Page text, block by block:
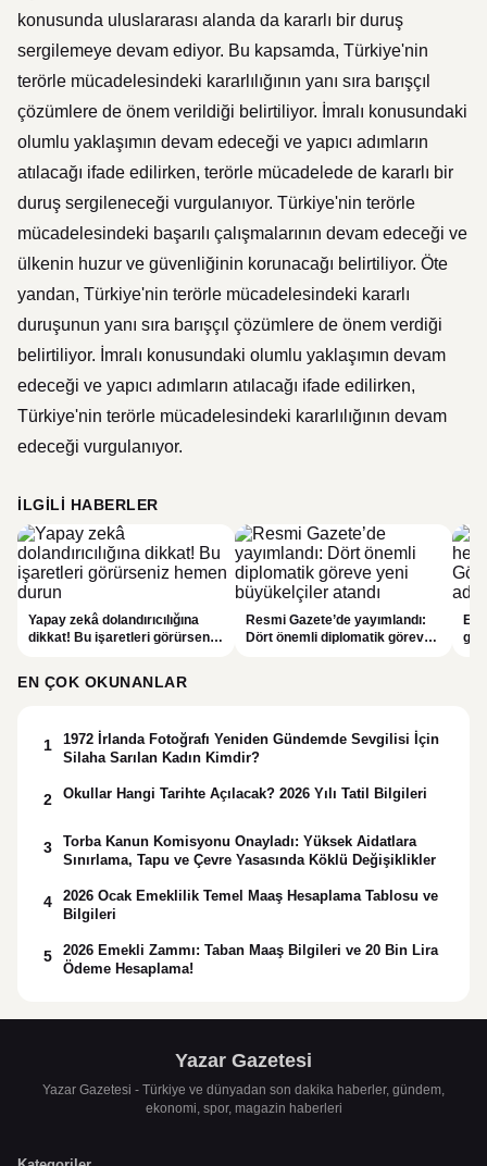
konusunda uluslararası alanda da kararlı bir duruş
sergilemeye devam ediyor. Bu kapsamda, Türkiye'nin
terörle mücadelesindeki kararlılığının yanı sıra barışçıl
çözümlere de önem verildiği belirtiliyor. İmralı konusundaki
olumlu yaklaşımın devam edeceği ve yapıcı adımların
atılacağı ifade edilirken, terörle mücadelede de kararlı bir
duruş sergileneceği vurgulanıyor. Türkiye'nin terörle
mücadelesindeki başarılı çalışmalarının devam edeceği ve
ülkenin huzur ve güvenliğinin korunacağı belirtiliyor. Öte
yandan, Türkiye'nin terörle mücadelesindeki kararlı
duruşunun yanı sıra barışçıl çözümlere de önem verdiği
belirtiliyor. İmralı konusundaki olumlu yaklaşımın devam
edeceği ve yapıcı adımların atılacağı ifade edilirken,
Türkiye'nin terörle mücadelesindeki kararlılığının devam
edeceği vurgulanıyor.
İLGILI HABERLER
Yapay zekâ dolandırıcılığına
dikkat! Bu işaretleri görürseniz
Resmi Gazete’de yayımlandı:
Dört önemli diplomatik göreve
EN ÇOK OKUNANLAR
1
1972 İrlanda Fotoğrafı Yeniden Gündemde Sevgilisi İçin
Silaha Sarılan Kadın Kimdir?
2 Okullar Hangi Tarihte Açılacak? 2026 Yılı Tatil Bilgileri
3
Torba Kanun Komisyonu Onayladı: Yüksek Aidatlara
Sınırlama, Tapu ve Çevre Yasasında Köklü Değişiklikler
4
2026 Ocak Emeklilik Temel Maaş Hesaplama Tablosu ve
Bilgileri
5
2026 Emekli Zammı: Taban Maaş Bilgileri ve 20 Bin Lira
Ödeme Hesaplama!
Yazar Gazetesi
Yazar Gazetesi - Türkiye ve dünyadan son dakika haberler, gündem,
ekonomi, spor, magazin haberleri